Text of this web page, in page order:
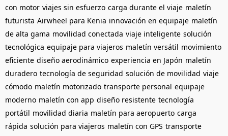
con motor viajes sin esfuerzo carga durante el viaje maletín
futurista Airwheel para Kenia innovación en equipaje maletín
de alta gama movilidad conectada viaje inteligente solución
tecnológica equipaje para viajeros maletín versátil movimiento
eficiente diseño aerodinámico experiencia en Japón maletín
duradero tecnología de seguridad solución de movilidad viaje
cómodo maletín motorizado transporte personal equipaje
moderno maletín con app diseño resistente tecnología
portátil movilidad diaria maletín para aeropuerto carga
rápida solución para viajeros maletín con GPS transporte